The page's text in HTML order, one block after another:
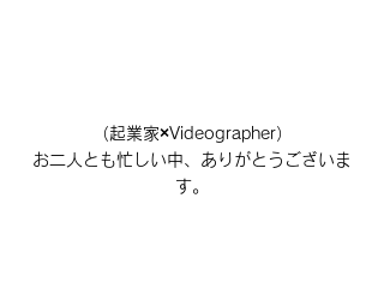
（起業家×Videographer）
お二人とも忙しい中、ありがとうございま
す。